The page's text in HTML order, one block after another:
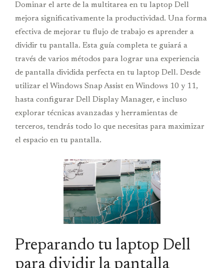
Dominar el arte de la multitarea en tu laptop Dell
mejora significativamente la productividad. Una forma
efectiva de mejorar tu flujo de trabajo es aprender a
dividir tu pantalla. Esta guía completa te guiará a
través de varios métodos para lograr una experiencia
de pantalla dividida perfecta en tu laptop Dell. Desde
utilizar el Windows Snap Assist en Windows 10 y 11,
hasta configurar Dell Display Manager, e incluso
explorar técnicas avanzadas y herramientas de
terceros, tendrás todo lo que necesitas para maximizar
el espacio en tu pantalla.
Preparando tu laptop Dell
para dividir la pantalla